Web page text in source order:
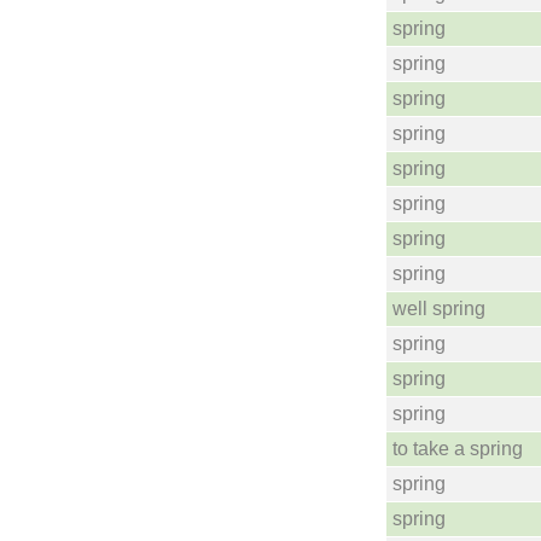
spring
spring
spring
spring
spring
spring
spring
spring
well spring
spring
spring
spring
to take a spring
spring
spring